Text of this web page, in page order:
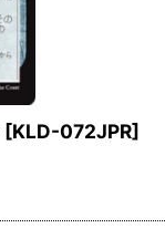
[KLD-072JPR]